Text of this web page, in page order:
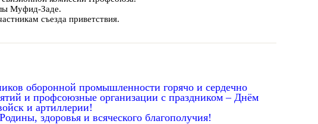
Муфид-Заде.
съезда приветствия.
оборонной промышленности горячо и сердечно
и профсоюзные организации с праздником – Днём
и артиллерии!
здоровья и всяческого благополучия!